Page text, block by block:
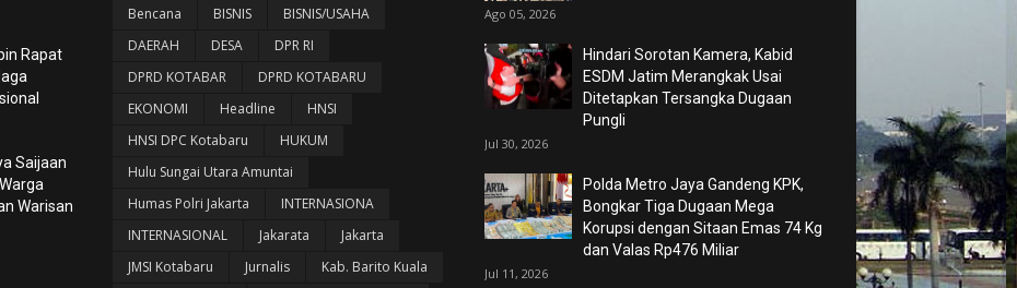
Rapat
Saijaan
Warisan
Bencana
BISNIS
BISNIS/USAHA
DAERAH
DESA
DPR RI
DPRD KOTABAR
DPRD KOTABARU
EKONOMI
Headline
HNSI
HNSI DPC Kotabaru
HUKUM
Hulu Sungai Utara Amuntai
Humas Polri Jakarta
INTERNASIONA
INTERNASIONAL
Jakarata
Jakarta
JMSI Kotabaru
Jurnalis
Kab. Barito Kuala
Ago 05, 2026
Hindari Sorotan Kamera, Kabid
ESDM Jatim Merangkak Usai
Ditetapkan Tersangka Dugaan
Pungli
Jul 30, 2026
Polda Metro Jaya Gandeng KPK,
Bongkar Tiga Dugaan Mega
Korupsi dengan Sitaan Emas 74 Kg
dan Valas Rp476 Miliar
Jul 11, 2026